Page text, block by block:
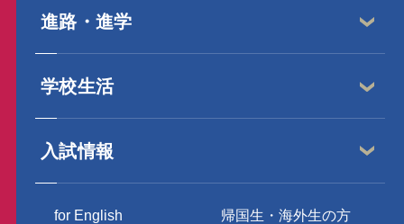
進路・進学
学校生活
入試情報
for English 帰国生・海外生の方